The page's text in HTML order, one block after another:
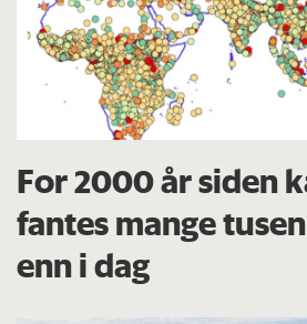
For 2000 år siden
fantes mange
enn i dag